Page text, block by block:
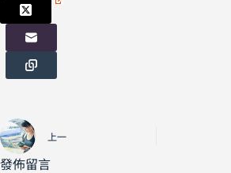
上一
發佈留言